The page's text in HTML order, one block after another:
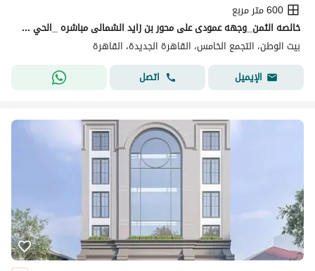
600 متر مربع
خالصه الثمن_وجهه عمودى على محور بن زايد الشمالى مباشره _الحي الرابع _بيت الوطن _ التجمع الخامس_القاهره الجديده
بيت الوطن، التجمع الخامس، القاهرة الجديدة، القاهرة
الإيميل
اتصل